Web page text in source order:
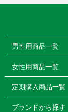
男性用商品一覧
女性用商品一覧
定期購入商品一覧
ブランドから探す